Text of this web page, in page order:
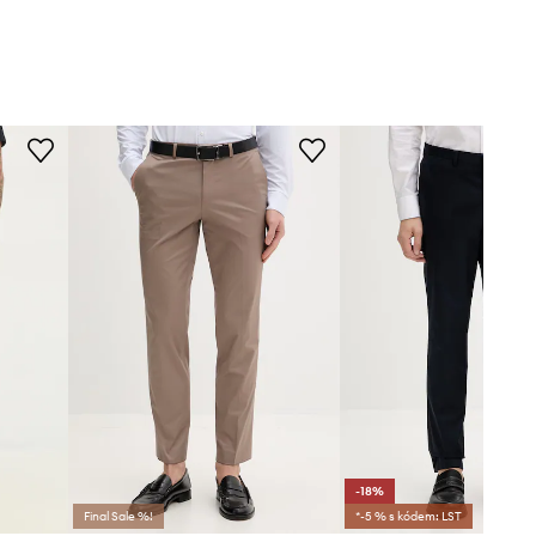
Final Sale %!
-18%
*-5 % s kódem: LST